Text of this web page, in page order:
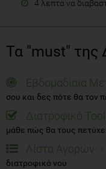
4 λεπτά να
Τα "must" της
Εβδομαδίαια
σου και δες πότε θα τον
Διατροφικό Tool
μάθε πώς θα τους
Λίστα Αγορών
διατροφικό νου